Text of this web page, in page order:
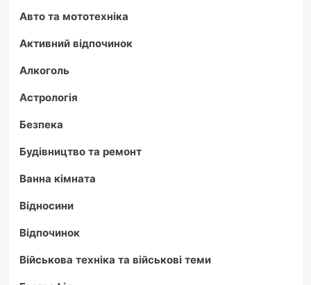
Авто та мототехніка
Активний відпочинок
Алкоголь
Астрологія
Безпека
Будівництво та ремонт
Ванна кімната
Відносини
Відпочинок
Військова техніка та військові теми